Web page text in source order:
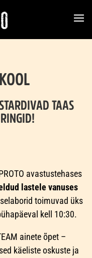
TAAS
avastustehases
lastele vanuses
toimuvad üks
kell 10:30.
ainete õpet –
käeliste oskuste ja